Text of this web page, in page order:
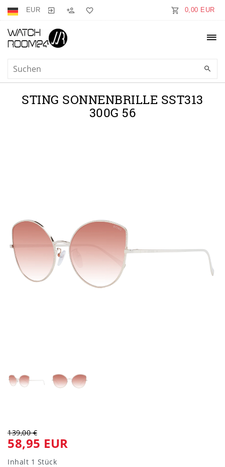
EUR 0,00 EUR
STING SONNENBRILLE SST313
300G 56
139,00 €
58,95 EUR
Inhalt 1 Stück